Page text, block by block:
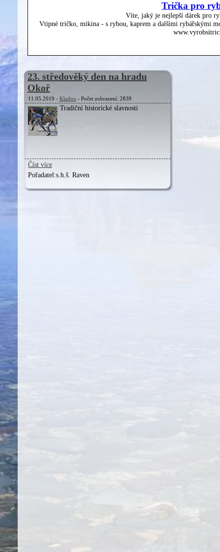
Trička pro
Víte, jaký je nejlepší dárek pro
Vtipné tričko, mikina - s rybou, kaprem a dalšími rybářskými
23. středověký den na hradu
Okoř
11.05.2019 - Kladno - Počet zobrazení: 2839
Tradiční historické slavnosti
Číst více
Pořadatel:s.h.š. Raven